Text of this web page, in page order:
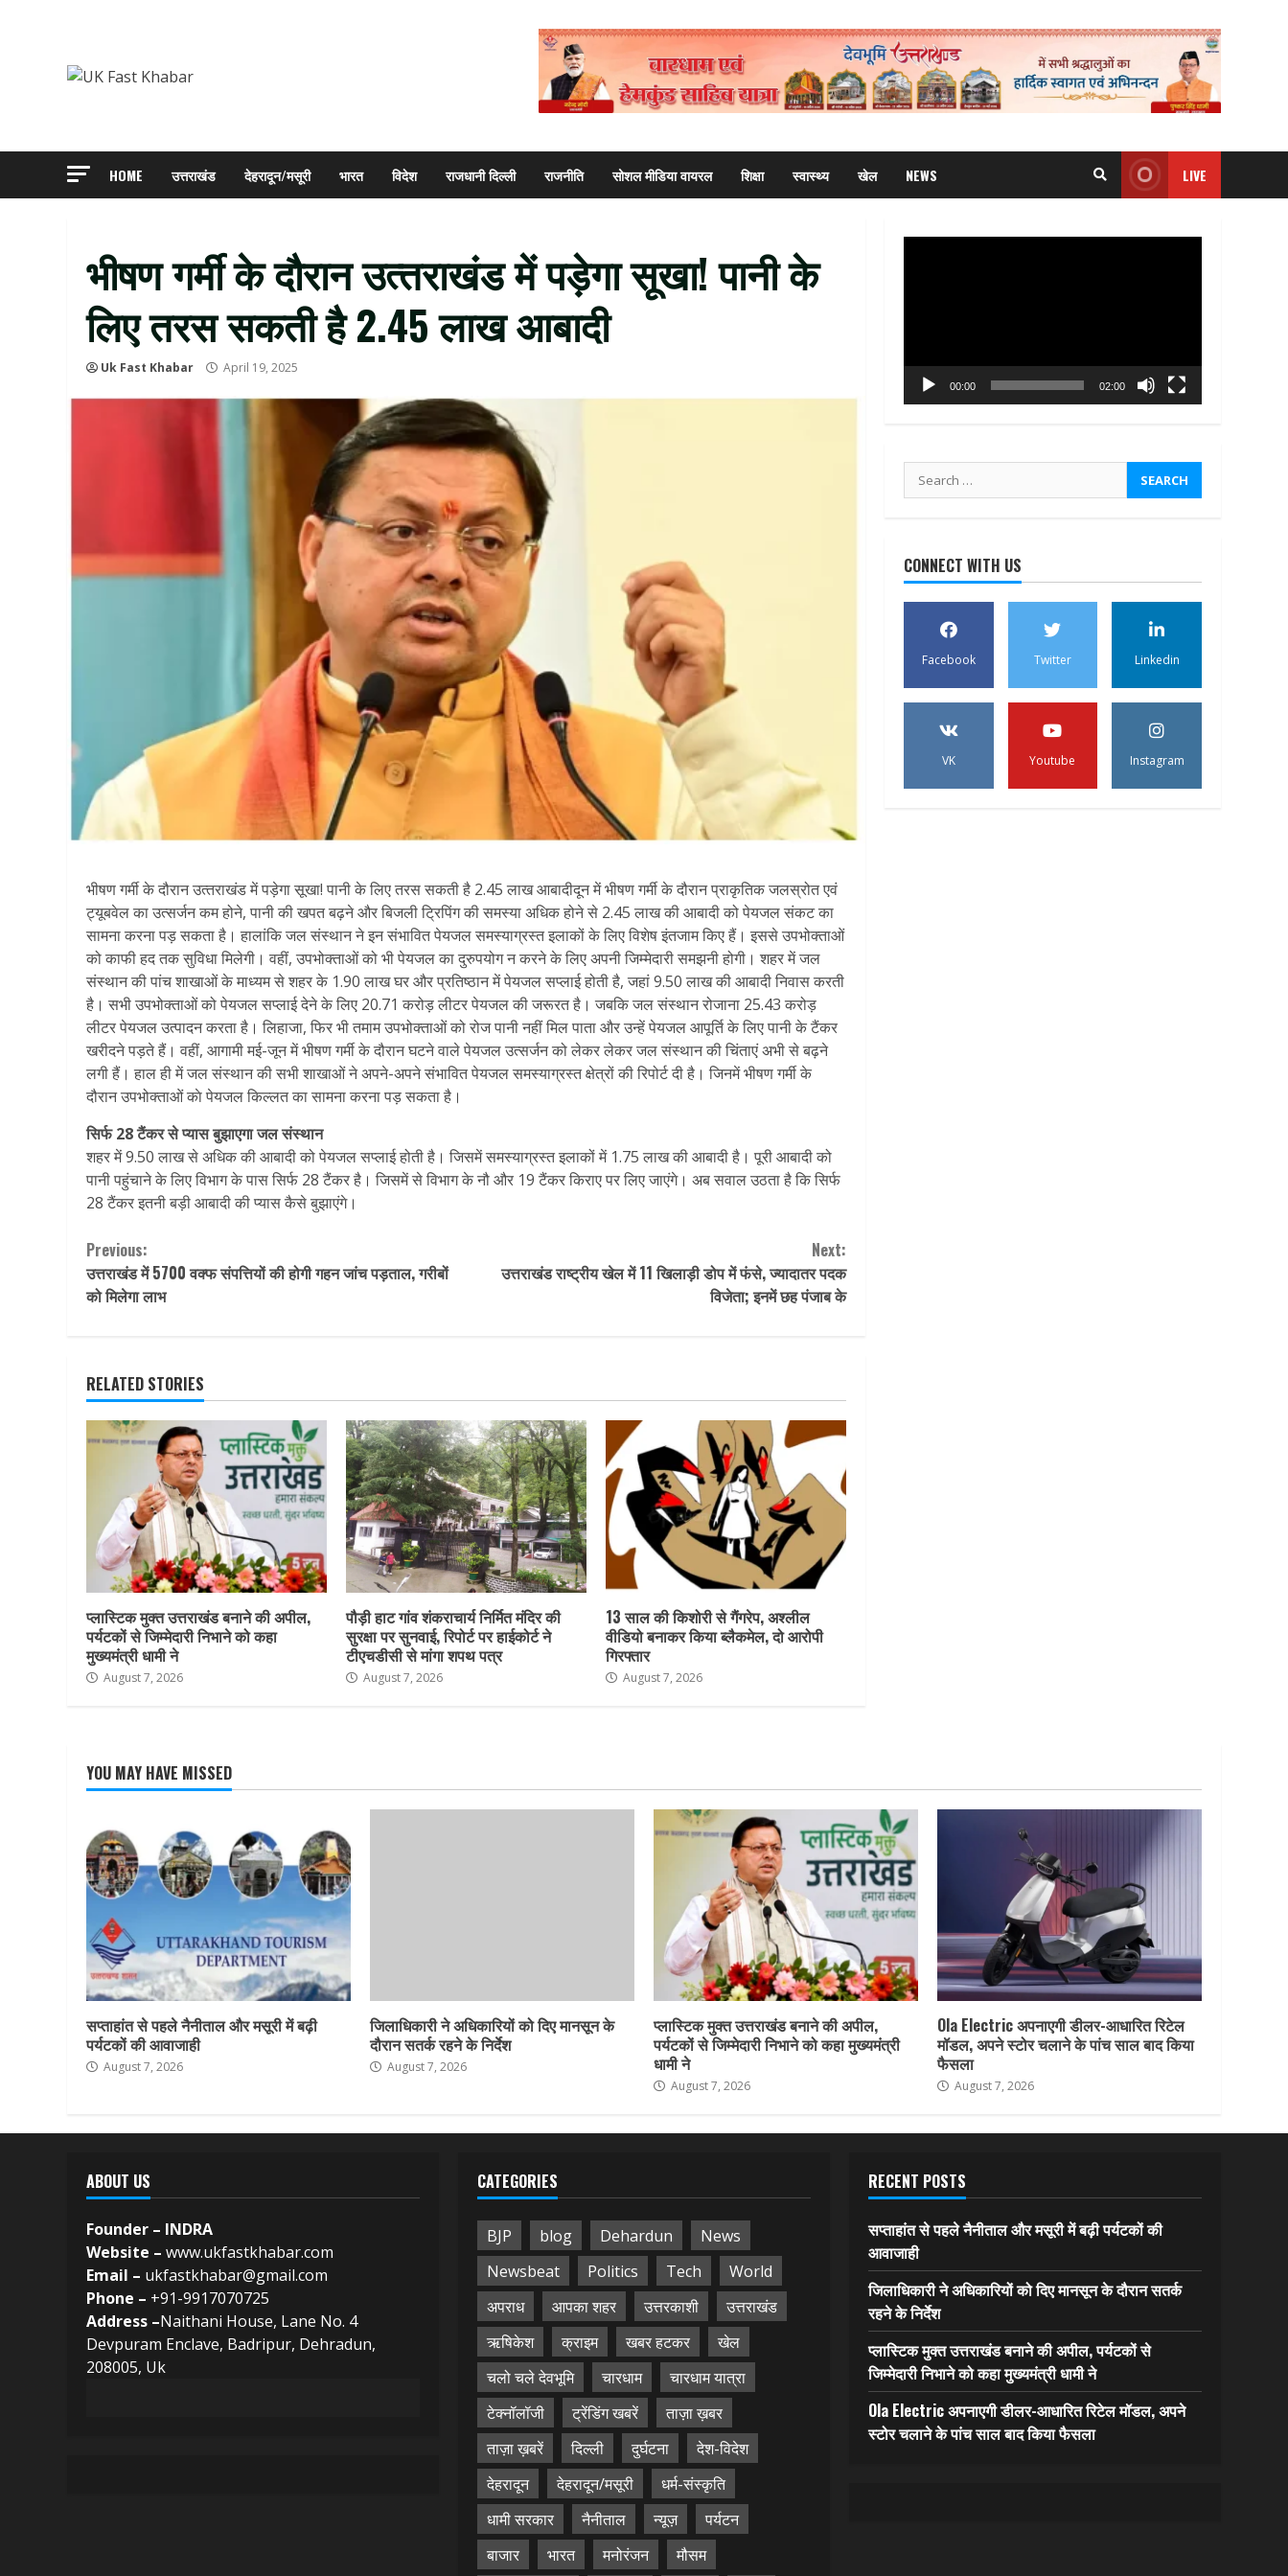
HOME उत्तराखंड देहरादून/मसूरी भारत विदेश राजधानी दिल्ली राजनीति सोशल मीडिया वायरल शिक्षा स्वास्थ्य खेल NEWS LIVE
भीषण गर्मी के दौरान उत्‍तराखंड में पड़ेगा सूखा! पानी के
लिए तरस सकती है 2.45 लाख आबादी
Uk Fast Khabar April 19, 2025
भीषण गर्मी के दौरान उत्‍तराखंड में पड़ेगा सूखा! पानी के लिए तरस सकती है 2.45 लाख आबादीदून में भीषण गर्मी के दौरान प्राकृतिक जलस्रोत एवं
ट्यूबवेल का उत्सर्जन कम होने, पानी की खपत बढ़ने और बिजली ट्रिपिंग की समस्या अधिक होने से 2.45 लाख की आबादी को पेयजल संकट का
सामना करना पड़ सकता है। हालांकि जल संस्थान ने इन संभावित पेयजल समस्याग्रस्त इलाकों के लिए विशेष इंतजाम किए हैं। इससे उपभोक्ताओं
को काफी हद तक सुविधा मिलेगी। वहीं, उपभोक्ताओं को भी पेयजल का दुरुपयोग न करने के लिए अपनी जिम्मेदारी समझनी होगी। शहर में जल
संस्थान की पांच शाखाओं के माध्यम से शहर के 1.90 लाख घर और प्रतिष्ठान में पेयजल सप्लाई होती है, जहां 9.50 लाख की आबादी निवास करती
है। सभी उपभोक्ताओं को पेयजल सप्लाई देने के लिए 20.71 करोड़ लीटर पेयजल की जरूरत है। जबकि जल संस्थान रोजाना 25.43 करोड़
लीटर पेयजल उत्पादन करता है। लिहाजा, फिर भी तमाम उपभोक्ताओं को रोज पानी नहीं मिल पाता और उन्हें पेयजल आपूर्ति के लिए पानी के टैंकर
खरीदने पड़ते हैं। वहीं, आगामी मई-जून में भीषण गर्मी के दौरान घटने वाले पेयजल उत्सर्जन को लेकर लेकर जल संस्थान की चिंताएं अभी से बढ़ने
लगी हैं। हाल ही में जल संस्थान की सभी शाखाओं ने अपने-अपने संभावित पेयजल समस्याग्रस्त क्षेत्रों की रिपोर्ट दी है। जिनमें भीषण गर्मी के
दौरान उपभोक्ताओं काे पेयजल किल्लत का सामना करना पड़ सकता है।
सिर्फ 28 टैंकर से प्यास बुझाएगा जल संस्थान
शहर में 9.50 लाख से अधिक की आबादी को पेयजल सप्लाई होती है। जिसमें समस्याग्रस्त इलाकों में 1.75 लाख की आबादी है। पूरी आबादी को
पानी पहुंचाने के लिए विभाग के पास सिर्फ 28 टैंकर है। जिसमें से विभाग के नौ और 19 टैंकर किराए पर लिए जाएंगे। अब सवाल उठता है कि सिर्फ
28 टैंकर इतनी बड़ी आबादी की प्यास कैसे बुझाएंगे।
Continue
Reading
Previous:
उत्तराखंड में 5700 वक्फ संपत्तियों की होगी गहन जांच पड़ताल, गरीबों
को मिलेगा लाभ
Next:
उत्तराखंड राष्ट्रीय खेल में 11 खिलाड़ी डोप में फंसे, ज्यादातर पदक
विजेता; इनमें छह पंजाब के
RELATED STORIES
प्लास्टिक मुक्त उत्तराखंड बनाने की अपील,
पर्यटकों से जिम्मेदारी निभाने को कहा
मुख्यमंत्री धामी ने
August 7, 2026
पौड़ी हाट गांव शंकराचार्य निर्मित मंदिर की
सुरक्षा पर सुनवाई, रिपोर्ट पर हाईकोर्ट ने
टीएचडीसी से मांगा शपथ पत्र
August 7, 2026
13 साल की किशोरी से गैंगरेप, अश्लील
वीडियो बनाकर किया ब्लैकमेल, दो आरोपी
गिरफ्तार
August 7, 2026
00:00 02:00
Search
for:
CONNECT WITH US
Facebook Twitter Linkedin
VK Youtube Instagram
YOU MAY HAVE MISSED
सप्ताहांत से पहले नैनीताल और मसूरी में बढ़ी
पर्यटकों की आवाजाही
August 7, 2026
जिलाधिकारी ने अधिकारियों को दिए मानसून के
दौरान सतर्क रहने के निर्देश
August 7, 2026
प्लास्टिक मुक्त उत्तराखंड बनाने की अपील,
पर्यटकों से जिम्मेदारी निभाने को कहा मुख्यमंत्री
धामी ने
August 7, 2026
Ola Electric अपनाएगी डीलर-आधारित रिटेल
मॉडल, अपने स्टोर चलाने के पांच साल बाद किया
फैसला
August 7, 2026
ABOUT US
Founder – INDRA
Website – www.ukfastkhabar.com
Email – ukfastkhabar@gmail.com
Phone – +91-9917070725
Address –Naithani House, Lane No. 4
Devpuram Enclave, Badripur, Dehradun,
208005, Uk
CATEGORIES
BJP blog Dehardun
News
Newsbeat
Politics Tech
World
अपराध
आपका शहर उत्तरकाशी
उत्तराखंड
ऋषिकेश
क्राइम खबर हटकर
खेल
चलो चले देवभूमि
चारधाम
चारधाम यात्रा
टेक्नॉलॉजी
ट्रेंडिंग खबरें
ताज़ा ख़बर
ताज़ा ख़बरें
दिल्ली दुर्घटना
देश-विदेश
देहरादून
देहरादून/मसूरी
धर्म-संस्कृति
धामी सरकार
नैनीताल न्यूज़
पर्यटन
बाजार
भारत मनोरंजन मौसम
RECENT POSTS
सप्ताहांत से पहले नैनीताल और मसूरी में बढ़ी पर्यटकों की
आवाजाही
जिलाधिकारी ने अधिकारियों को दिए मानसून के दौरान सतर्क
रहने के निर्देश
प्लास्टिक मुक्त उत्तराखंड बनाने की अपील, पर्यटकों से
जिम्मेदारी निभाने को कहा मुख्यमंत्री धामी ने
Ola Electric अपनाएगी डीलर-आधारित रिटेल मॉडल, अपने
स्टोर चलाने के पांच साल बाद किया फैसला